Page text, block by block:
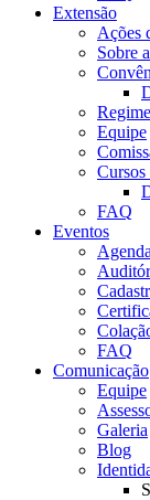
Extensão
Ações
Sobre
Equipe
Cursos
FAQ
Eventos
FAQ
Comunicação
Equipe
Galeria
Blog